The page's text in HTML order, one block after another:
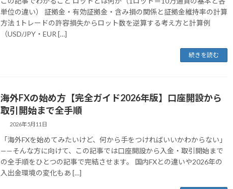
単位の違い） 証拠金・有効証拠金・含み損の関係と証拠金維持率の計算
方法 1トレードの許容損失からロット数を逆算する考え方と計算例
（USD/JPY・EUR […]
続きを読む
海外FXの始め方【完全ガイド2026年版】口座開設から
取引開始まで全手順
2026年5月11日
「海外FXを始めてみたいけど、何から手をつければいいかわからない」
——そんな方に向けて、この記事では口座開設から入金・取引開始まで
の全手順をひとつの記事で完結させます。 国内FXとの違いや2026年の
入出金環境の変化もあ […]